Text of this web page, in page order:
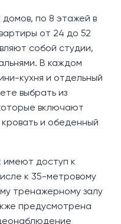
домов, по 8 этажей в
от 24 до 52
собой студии,
В каждом
кухня и отдельный
выбрать из
включают
и обеденный
имеют доступ к
к 35-метровому
тренажерному залу
предусмотрена